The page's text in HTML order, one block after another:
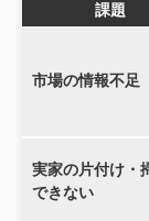
課題
市場の情報不足
実家の片付け・
できない